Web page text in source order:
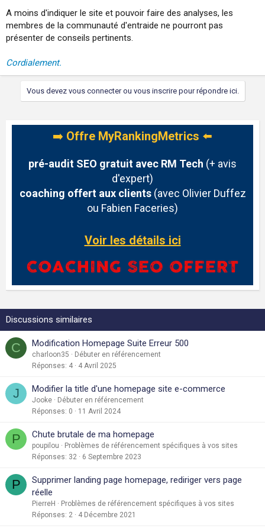
Les 2 pages doivent informer, rassurer et capter le trafic.
A moins d'indiquer le site et pouvoir faire des analyses, les
membres de la communauté d'entraide ne pourront pas
présenter de conseils pertinents.
Cordialement.
Vous devez vous connecter ou vous inscrire pour répondre ici.
➡️ Offre MyRankingMetrics ⬅️
pré-audit SEO gratuit avec RM Tech (+ avis
d'expert)
coaching offert aux clients(avec Olivier Duffez
ou Fabien Faceries)
Voir les détails ici
Discussions similaires
C Modification Homepage Suite Erreur 500
charloon35
Débuter en référencement
Réponses 4 4 Avril 2025
J Modifier la title d'une homepage site e-commerce
Jooke
Débuter en référencement
Réponses 0 11 Avril 2024
P Chute brutale de ma homepage
poupilou
Problèmes de référencement spécifiques à vos sites
Réponses 32 6 Septembre 2023
P
Supprimer landing page homepage, rediriger vers page
réelle
PierreH
Problèmes de référencement spécifiques à vos sites
Réponses 2 4 Décembre 2021